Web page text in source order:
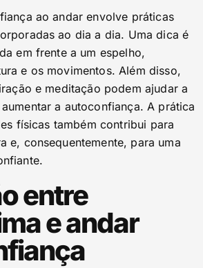
ao andar envolve práticas
ao dia a dia. Uma dica é
em frente a um espelho,
e os movimentos. Além disso,
e meditação podem ajudar a
a autoconfiança. A prática
físicas também contribui para
e, consequentemente, para uma
entre
e andar